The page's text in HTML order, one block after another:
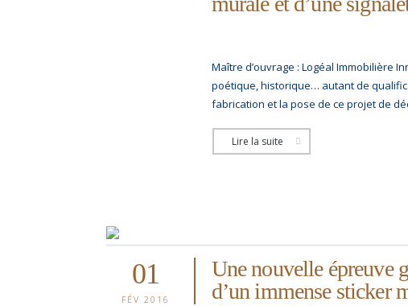
Maître d’ouvrage : Logéal Immobilière
poétique, historique… autant de
fabrication et la pose de ce projet de
Lire la suite
01
FÉV 2016
Une nouvelle épreuve
d’un immense sticker